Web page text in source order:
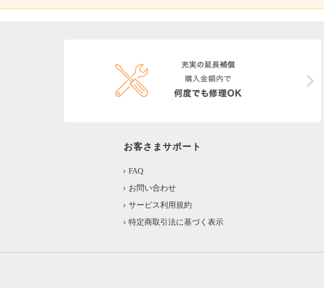
お客さまサポート
FAQ
お問い合わせ
サービス利用規約
特定商取引法に基づく表示